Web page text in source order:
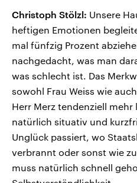
Christoph Stölzl: Unsere
heftigen Emotionen
mal fünfzig Prozent
nachgedacht, was man
was schlecht ist. Das
sowohl Frau Weiss wie
Herr Merz tendenziell mehr
natürlich situativ und
Unglück passiert, wo
verbrannt oder sonst wie
muss natürlich schnell